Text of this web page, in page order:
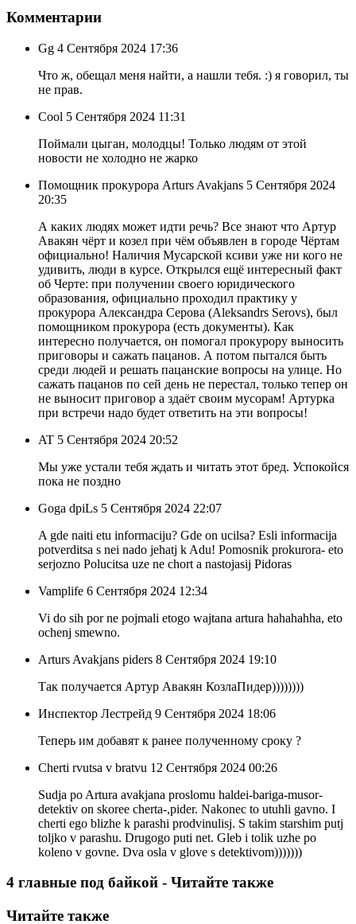
Комментарии
Gg 4 Сентября 2024 17:36
Что ж, обещал меня найти, а нашли тебя. :) я говорил, ты
не прав.
Cool 5 Сентября 2024 11:31
Поймали цыган, молодцы! Только людям от этой
новости не холодно не жарко
Помощник прокурора Arturs Avakjans 5 Сентября 2024
20:35
А каких людях может идти речь? Все знают что Артур
Авакян чёрт и козел при чём объявлен в городе Чёртам
официально! Наличия Мусарской ксиви уже ни кого не
удивить, люди в курсе. Открылся ещё интересный факт
об Черте: при получении своего юридического
образования, официально проходил практику у
прокурора Александра Серова (Aleksandrs Serovs), был
помощником прокурора (есть документы). Как
интересно получается, он помогал прокурору выносить
приговоры и сажать пацанов. А потом пытался быть
среди людей и решать пацанские вопросы на улице. Но
сажать пацанов по сей день не перестал, только тепер он
не выносит приговор а здаёт своим мусорам! Артурка
при встречи надо будет ответить на эти вопросы!
AT 5 Сентября 2024 20:52
Мы уже устали тебя ждать и читать этот бред. Успокойся
пока не поздно
Goga dpiLs 5 Сентября 2024 22:07
A gde naiti etu informaciju? Gde on ucilsa? Esli informacija
potverditsa s nei nado jehatj k Adu! Pomosnik prokurora- eto
serjozno Polucitsa uze ne chort a nastojasij Pidoras
Vamplife 6 Сентября 2024 12:34
Vi do sih por ne pojmali etogo wajtana artura hahahahha, eto
ochenj smewno.
Arturs Avakjans piders 8 Сентября 2024 19:10
Так получается Артур Авакян КозлаПидер))))))))
Инспектор Лестрейд 9 Сентября 2024 18:06
Теперь им добавят к ранее полученному сроку ?
Cherti rvutsa v bratvu 12 Сентября 2024 00:26
Sudja po Artura avakjana proslomu haldei-bariga-musor-
detektiv on skoree cherta-,pider. Nakonec to utuhli gavno. I
cherti ego blizhe k parashi prodvinulisj. S takim starshim putj
toljko v parashu. Drugogo puti net. Gleb i tolik uzhe po
koleno v govne. Dva osla v glove s detektivom)))))))
4 главные под байкой - Читайте также
Читайте также